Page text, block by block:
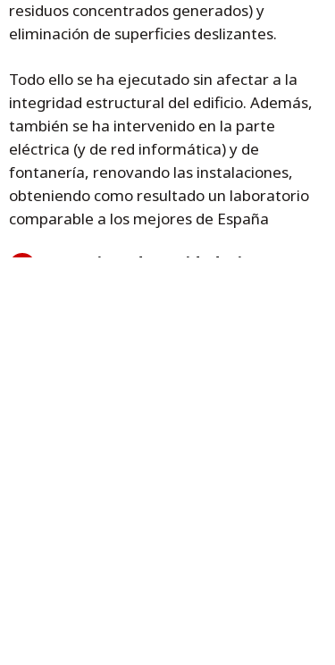
residuos concentrados generados) y
eliminación de superficies deslizantes.
Todo ello se ha ejecutado sin afectar a la
integridad estructural del edificio. Además,
también se ha intervenido en la parte
eléctrica (y de red informática) y de
fontanería, renovando las instalaciones,
obteniendo como resultado un laboratorio
comparable a los mejores de España
Consejera de Sanidad, Sira